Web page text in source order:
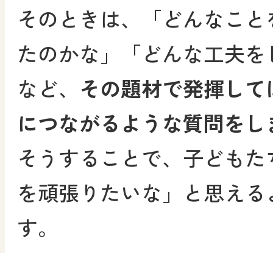
そのときは、「どんなこ
たのかな」「どんな工夫
など、 その題材で発揮し
につながるような質問を
そうすることで、子ども
を頑張りたいな」と思え
す。